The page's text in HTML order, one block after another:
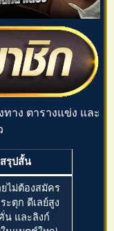
าง ตารางแข่ง และ
สรุปสั้น
ยไม่ต้องสมัคร
ะตุก ดีเลย์สูง
และลิงก์